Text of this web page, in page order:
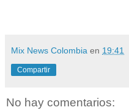
Mix News Colombia en 19:41
Compartir
No hay comentarios: